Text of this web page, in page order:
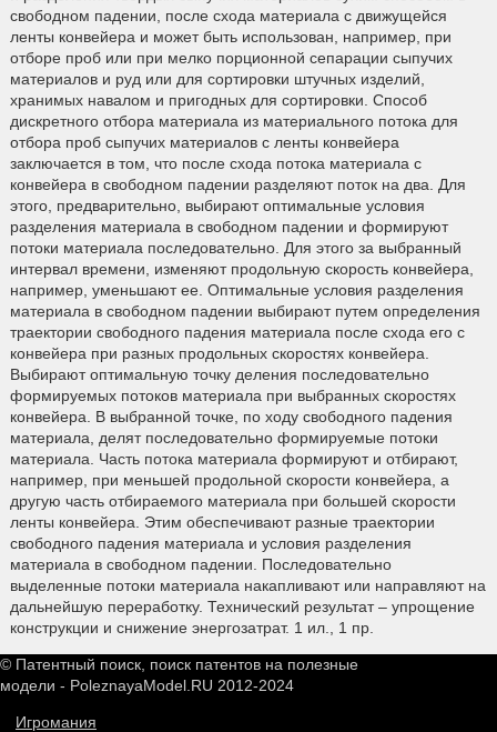
свободном падении, после схода материала с движущейся
ленты конвейера и может быть использован, например, при
отборе проб или при мелко порционной сепарации сыпучих
материалов и руд или для сортировки штучных изделий,
хранимых навалом и пригодных для сортировки. Способ
дискретного отбора материала из материального потока для
отбора проб сыпучих материалов с ленты конвейера
заключается в том, что после схода потока материала с
конвейера в свободном падении разделяют поток на два. Для
этого, предварительно, выбирают оптимальные условия
разделения материала в свободном падении и формируют
потоки материала последовательно. Для этого за выбранный
интервал времени, изменяют продольную скорость конвейера,
например, уменьшают ее. Оптимальные условия разделения
материала в свободном падении выбирают путем определения
траектории свободного падения материала после схода его с
конвейера при разных продольных скоростях конвейера.
Выбирают оптимальную точку деления последовательно
формируемых потоков материала при выбранных скоростях
конвейера. В выбранной точке, по ходу свободного падения
материала, делят последовательно формируемые потоки
материала. Часть потока материала формируют и отбирают,
например, при меньшей продольной скорости конвейера, а
другую часть отбираемого материала при большей скорости
ленты конвейера. Этим обеспечивают разные траектории
свободного падения материала и условия разделения
материала в свободном падении. Последовательно
выделенные потоки материала накапливают или направляют на
дальнейшую переработку. Технический результат – упрощение
конструкции и снижение энергозатрат. 1 ил., 1 пр.
© Патентный поиск, поиск патентов на полезные
модели - PoleznayaModel.RU 2012-2024
Игромания